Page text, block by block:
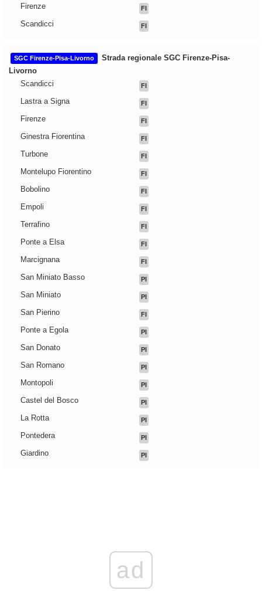
Firenze FI
Scandicci FI
SGC Firenze-Pisa-Livorno
Strada regionale SGC Firenze-Pisa-
Livorno
Scandicci
FI
Lastra a Signa FI
Firenze FI
Ginestra Fiorentina FI
Turbone FI
Montelupo Fiorentino FI
Bobolino FI
Empoli FI
Terrafino FI
Ponte a Elsa FI
Marcignana FI
San Miniato Basso PI
San Miniato PI
San Pierino FI
Ponte a Egola PI
San Donato PI
San Romano PI
Montopoli PI
Castel del Bosco PI
La Rotta PI
Pontedera PI
Giardino PI
ad